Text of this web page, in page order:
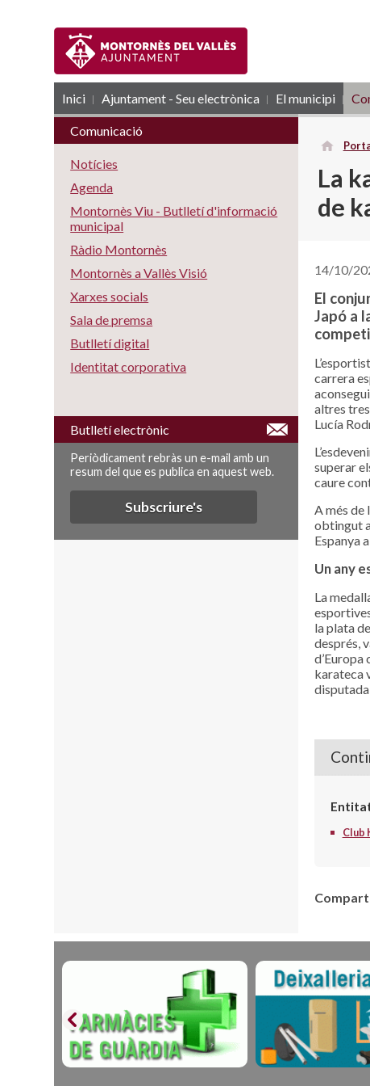
Inici Ajuntament - Seu electrònica El municipi
RSS
La
de
14/10/
El
Japó a
carrera
altres
Lucía
superar
caure
A més de
obtingut
Espanya
Un any
La
la plata
després,
karateca
Club
Comunicació
Notícies
Agenda
Montornès Viu - Butlletí d'informació
municipal
Ràdio Montornès
Montornès a Vallès Visió
Xarxes socials
Sala de premsa
Butlletí digital
Identitat corporativa
Butlletí electrònic
Periòdicament rebràs un e-mail amb un
resum del que es publica en aquest web.
Subscriure's